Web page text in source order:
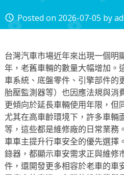
access_time Posted on 2026-07-05 by
台灣汽車市場近年來出現一個明
年，老舊車輛的數量大幅增加。
車系統、底盤零件、引擎部件的
胎壓監測器等）也因應法規與消
更傾向於延長車輛使用年限，但
尤其在高車齡環境下，許多車輛
等，這些都是維修廠的日常業務
車車主提升行車安全的優先選擇
錄器，都顯示車安需求正與維修
件，還開發更多相容於老車的車